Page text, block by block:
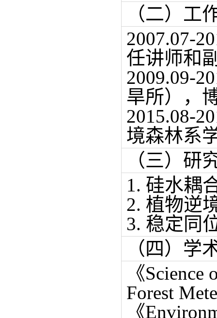
（二）工
2007.07-
任讲师和
2009.09-
旱所），
2015.08-
境森林系
（三）研
1. 硅水耦
2. 植物逆
3. 稳定同
（四）学
《
Forest
《